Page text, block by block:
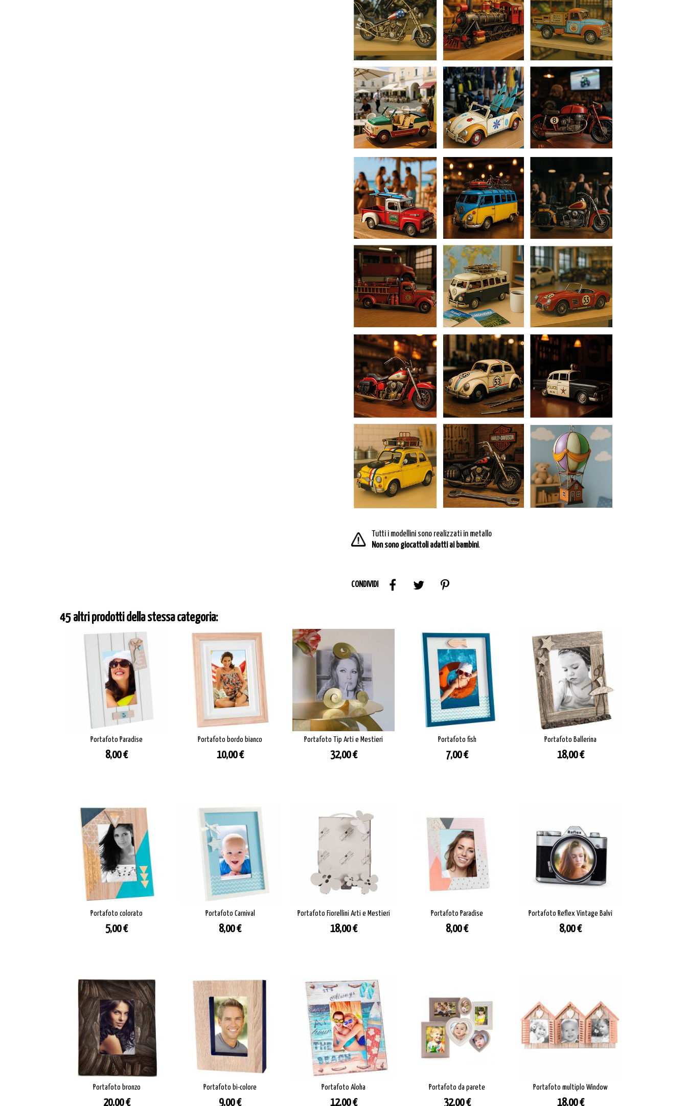
Tutti i modellini sono realizzati in metallo
Non sono giocattoli adatti ai bambini.
CONDIVIDI
45 altri prodotti della stessa categoria:
Portafoto Paradise
Prezzo
8,00 €
Portafoto bordo bianco
Prezzo
10,00 €
Portafoto Tip Arti e Mestieri
Prezzo
32,00 €
Portafoto fish
Prezzo
7,00 €
Portafoto Ballerina
Prezzo
18,00 €
Portafoto colorato
Prezzo
5,00 €
Portafoto Carnival
Prezzo
8,00 €
Portafoto Fiorellini Arti e Mestieri
Prezzo
18,00 €
Portafoto Paradise
Prezzo
8,00 €
Portafoto Reflex Vintage Balvi
Prezzo
8,00 €
Portafoto bronzo
Prezzo
20,00 €
Portafoto bi-colore
Prezzo
9,00 €
Portafoto Aloha
Prezzo
12,00 €
Portafoto da parete
Prezzo
32,00 €
Portafoto multiplo Window
Prezzo
18,00 €